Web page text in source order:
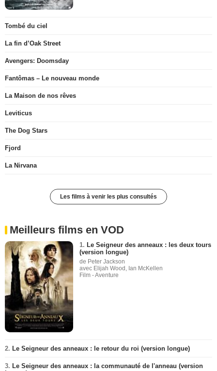
Tombé du ciel
La fin d’Oak Street
Avengers: Doomsday
Fantômas – Le nouveau monde
La Maison de nos rêves
Leviticus
The Dog Stars
Fjord
La Nirvana
Les films à venir les plus consultés
Meilleurs films en VOD
1. Le Seigneur des anneaux : les deux tours
(version longue)
de Peter Jackson
avec Elijah Wood, Ian McKellen
Film - Aventure
2. Le Seigneur des anneaux : le retour du roi (version longue)
3. Le Seigneur des anneaux : la communauté de l'anneau (version